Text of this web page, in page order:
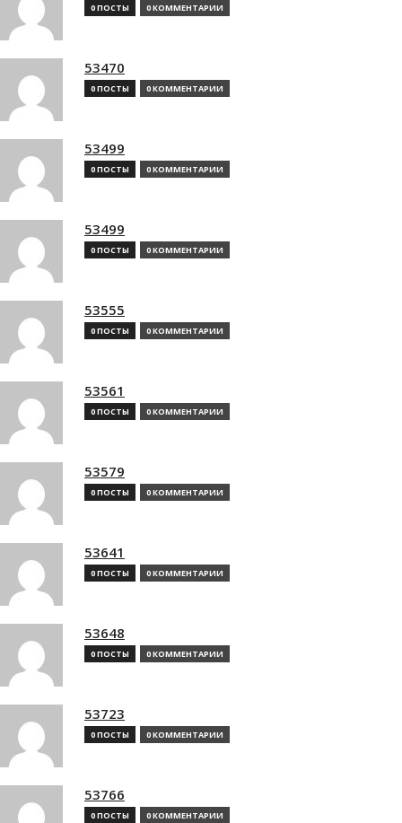
0 ПОСТЫ 0 КОММЕНТАРИИ
53470
0 ПОСТЫ 0 КОММЕНТАРИИ
53499
0 ПОСТЫ 0 КОММЕНТАРИИ
53499
0 ПОСТЫ 0 КОММЕНТАРИИ
53555
0 ПОСТЫ 0 КОММЕНТАРИИ
53561
0 ПОСТЫ 0 КОММЕНТАРИИ
53579
0 ПОСТЫ 0 КОММЕНТАРИИ
53641
0 ПОСТЫ 0 КОММЕНТАРИИ
53648
0 ПОСТЫ 0 КОММЕНТАРИИ
53723
0 ПОСТЫ 0 КОММЕНТАРИИ
53766
0 ПОСТЫ 0 КОММЕНТАРИИ